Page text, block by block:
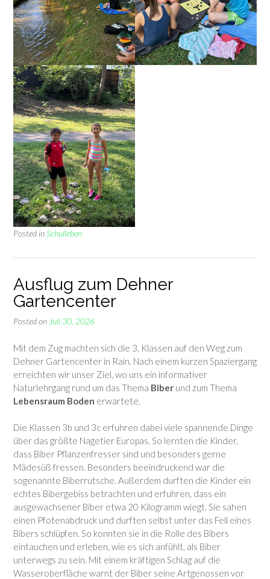
Posted inSchulleben
Ausflug zum Dehner
Gartencenter
Posted on Juli 30, 2026
Mit dem Zug machten sich die 3. Klassen auf den Weg zum
Dehner Gartencenter in Rain. Nach einem kurzen Spaziergang
erreichten wir unser Ziel, wo uns ein informativer
Naturlehrgang rund um das Thema Biber und zum Thema
Lebensraum Boden erwartete.
Die Klassen 3b und 3c erfuhren dabei viele spannende Dinge
über das größte Nagetier Europas. So lernten die Kinder,
dass Biber Pflanzenfresser sind und besonders gerne
Mädesüß fressen. Besonders beeindruckend war die
sogenannte Biberrutsche. Außerdem durften die Kinder ein
echtes Bibergebiss betrachten und erfuhren, dass ein
ausgewachsener Biber etwa 20 Kilogramm wiegt. Sie sahen
einen Pfotenabdruck und durften selbst unter das Fell eines
Bibers schlüpfen. So konnten sie in die Rolle des Bibers
eintauchen und erleben, wie es sich anfühlt, als Biber
unterwegs zu sein. Mit einem kräftigen Schlag auf die
Wasseroberfläche warnt der Biber seine Artgenossen vor